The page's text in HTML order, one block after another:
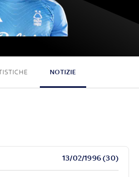
John
NOTIZIE
13/02/1996 (30)